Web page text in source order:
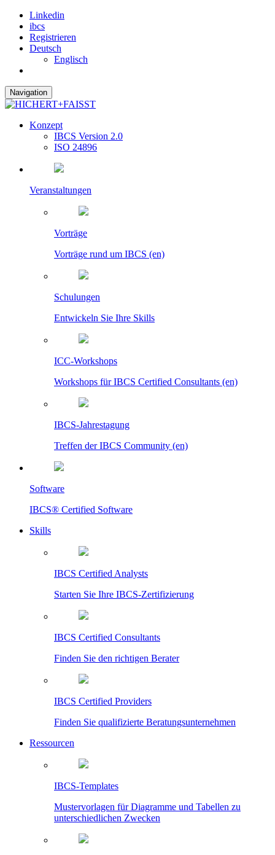
Linkedin
ibcs
Registrieren
Deutsch
Englisch
Navigation
Konzept
IBCS Version 2.0
ISO 24896
Veranstaltungen
Vorträge
Vorträge rund um IBCS (en)
Schulungen
Entwickeln Sie Ihre Skills
ICC-Workshops
Workshops für IBCS Certified Consultants (en)
IBCS-Jahrestagung
Treffen der IBCS Community (en)
Software
IBCS® Certified Software
Skills
IBCS Certified Analysts
Starten Sie Ihre IBCS-Zertifizierung
IBCS Certified Consultants
Finden Sie den richtigen Berater
IBCS Certified Providers
Finden Sie qualifizierte Beratungsunternehmen
Ressourcen
IBCS-Templates
Mustervorlagen für Diagramme und Tabellen zu
unterschiedlichen Zwecken